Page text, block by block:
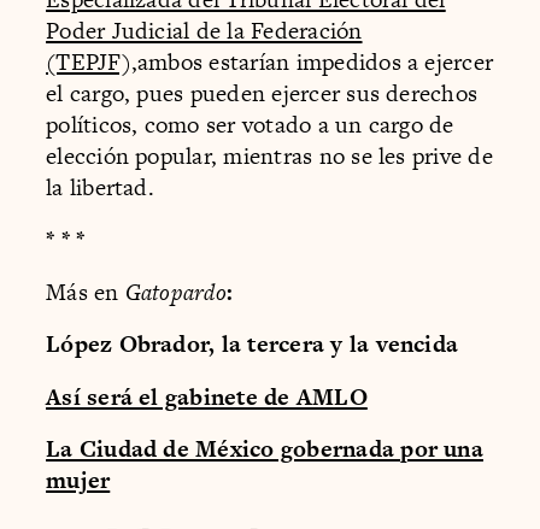
Poder Judicial de la Federación
(TEPJF),ambos estarían impedidos a ejercer
el cargo, pues pueden ejercer sus derechos
políticos, como ser votado a un cargo de
elección popular, mientras no se les prive de
la libertad.
* * *
Más en Gatopardo:
López Obrador, la tercera y la vencida
Así será el gabinete de AMLO
La Ciudad de México gobernada por una
mujer